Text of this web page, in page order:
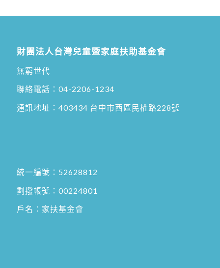
財團法人台灣兒童暨家庭扶助基金會
無窮世代
聯絡電話： 04-2206-1234
通訊地址： 403434 台中市西區民權路228號
統一編號：52628812
劃撥帳號：00224801
戶名：家扶基金會